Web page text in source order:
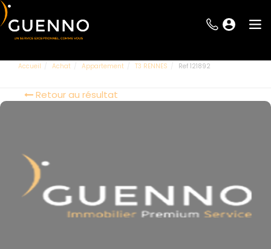
Accueil Achat Appartement T3 RENNES Ref 121892
Retour au résultat